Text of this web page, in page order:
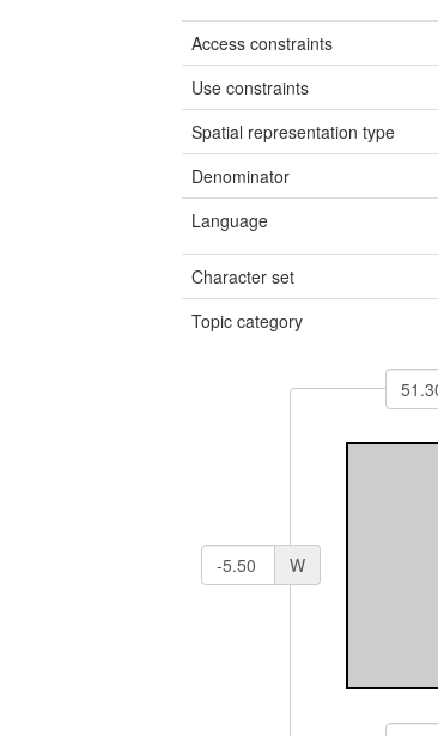
Access constraints
Use constraints
Spatial representation type
Denominator
Language
Character set
Topic category
W